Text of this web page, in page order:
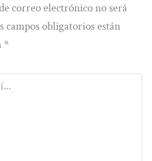
correo electrónico no será
campos obligatorios están
*